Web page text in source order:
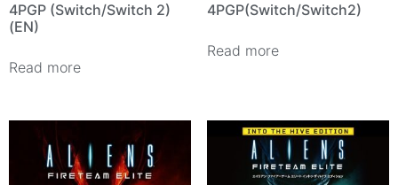
4PGP (Switch/Switch 2)
(EN)
Read more
4PGP(Switch/Switch2)
Read more